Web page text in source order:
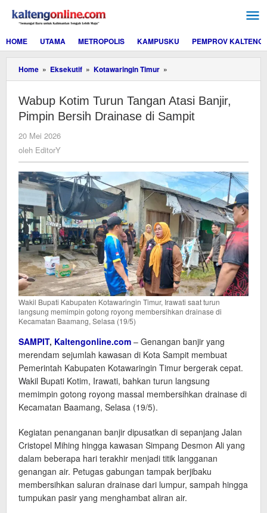
konten
HOME
UTAMA METROPOLIS KAMPUSKU PEMPROV KALTENG
Home » Eksekutif » Kotawaringin Timur »
Kotim
Tangan
Atasi
Banjir,
di
Sampit
Wabup Kotim Turun Tangan Atasi Banjir,
Pimpin Bersih Drainase di Sampit
20 Mei 2026
oleh EditorY
Wakil Bupati Kabupaten Kotawaringin Timur, Irawati saat turun
langsung memimpin gotong royong membersihkan drainase di
Kecamatan Baamang, Selasa (19/5)
SAMPIT, Kaltengonline.com – Genangan banjir yang
merendam sejumlah kawasan di Kota Sampit membuat
Pemerintah Kabupaten Kotawaringin Timur bergerak cepat.
Wakil Bupati Kotim, Irawati, bahkan turun langsung
memimpin gotong royong massal membersihkan drainase di
Kecamatan Baamang, Selasa (19/5).
Kegiatan penanganan banjir dipusatkan di sepanjang Jalan
Cristopel Mihing hingga kawasan Simpang Desmon Ali yang
dalam beberapa hari terakhir menjadi titik langganan
genangan air. Petugas gabungan tampak berjibaku
membersihkan saluran drainase dari lumpur, sampah hingga
tumpukan pasir yang menghambat aliran air.